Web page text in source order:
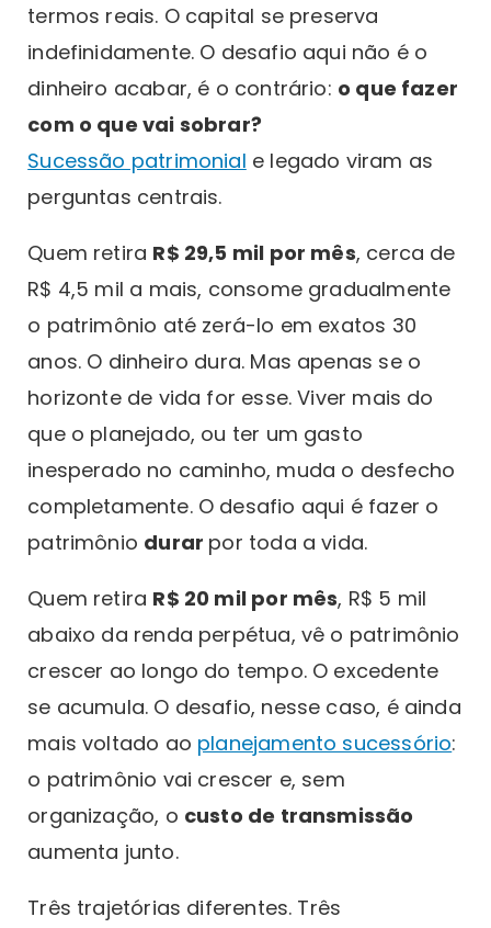
termos reais. O capital se preserva
indefinidamente. O desafio aqui não é o
dinheiro acabar, é o contrário: o que fazer
com o que vai sobrar?
Sucessão patrimonial e legado viram as
perguntas centrais.
Quem retira R$ 29,5 mil por mês, cerca de
R$ 4,5 mil a mais, consome gradualmente
o patrimônio até zerá-lo em exatos 30
anos. O dinheiro dura. Mas apenas se o
horizonte de vida for esse. Viver mais do
que o planejado, ou ter um gasto
inesperado no caminho, muda o desfecho
completamente. O desafio aqui é fazer o
patrimônio durar por toda a vida.
Quem retira R$ 20 mil por mês, R$ 5 mil
abaixo da renda perpétua, vê o patrimônio
crescer ao longo do tempo. O excedente
se acumula. O desafio, nesse caso, é ainda
mais voltado ao planejamento sucessório:
o patrimônio vai crescer e, sem
organização, o custo de transmissão
aumenta junto.
Três trajetórias diferentes. Três